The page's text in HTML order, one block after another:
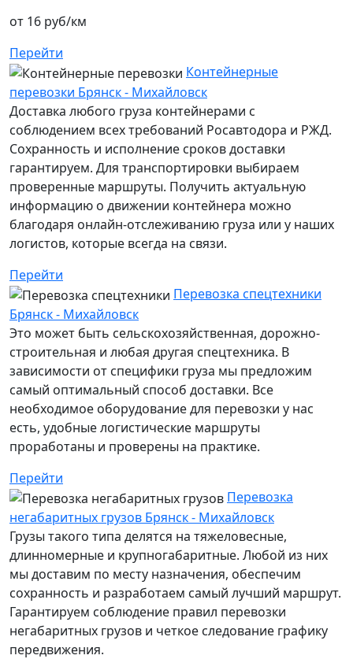
от 16 руб/км
Перейти
Контейнерные
перевозки Брянск - Михайловск
Доставка любого груза контейнерами с
соблюдением всех требований Росавтодора и РЖД.
Сохранность и исполнение сроков доставки
гарантируем. Для транспортировки выбираем
проверенные маршруты. Получить актуальную
информацию о движении контейнера можно
благодаря онлайн-отслеживанию груза или у наших
логистов, которые всегда на связи.
Перейти
Перевозка спецтехники
Брянск - Михайловск
Это может быть сельскохозяйственная, дорожно-
строительная и любая другая спецтехника. В
зависимости от специфики груза мы предложим
самый оптимальный способ доставки. Все
необходимое оборудование для перевозки у нас
есть, удобные логистические маршруты
проработаны и проверены на практике.
Перейти
Перевозка
негабаритных грузов Брянск - Михайловск
Грузы такого типа делятся на тяжеловесные,
длинномерные и крупногабаритные. Любой из них
мы доставим по месту назначения, обеспечим
сохранность и разработаем самый лучший маршрут.
Гарантируем соблюдение правил перевозки
негабаритных грузов и четкое следование графику
передвижения.